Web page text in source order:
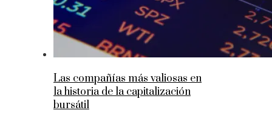
Las compañías más valiosas en
la historia de la capitalización
bursátil